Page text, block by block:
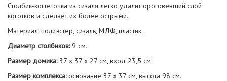
Столбик-когтеточка из сизаля легко удалит ороговевший слой
коготков и сделает их более острыми.
Материал: полиэстер, сизаль, МДФ, пластик.
Диаметр столбиков: 9 см.
Размер домика:37 х 37 х 27 см, вход 23,5 см.
Размер комплекса:основание 37 х 37 см, высота 98 см.